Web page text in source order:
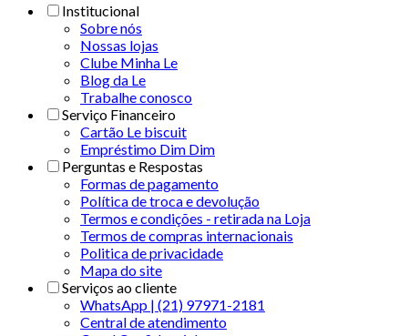
Institucional
Sobre nós
Nossas lojas
Clube Minha Le
Blog da Le
Trabalhe conosco
Serviço Financeiro
Cartão Le biscuit
Empréstimo Dim Dim
Perguntas e Respostas
Formas de pagamento
Política de troca e devolução
Termos e condições - retirada na Loja
Termos de compras internacionais
Politica de privacidade
Mapa do site
Serviços ao cliente
WhatsApp | (21) 97971-2181
Central de atendimento